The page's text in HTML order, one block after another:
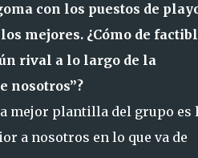
con los puestos de
mejores. ¿Cómo de
rival a lo largo de la
nosotros”?
mejor plantilla del grupo es
a nosotros en lo que va de